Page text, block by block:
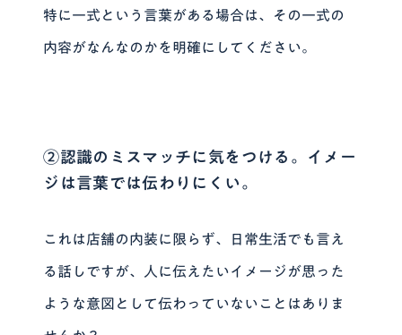
特に一式という言葉がある場合は、その一式の
内容がなんなのかを明確にしてください。
②認識のミスマッチに気をつける。イメー
ジは言葉では伝わりにくい。
これは店舗の内装に限らず、日常生活でも言え
る話しですが、人に伝えたいイメージが思った
ような意図として伝わっていないことはありま